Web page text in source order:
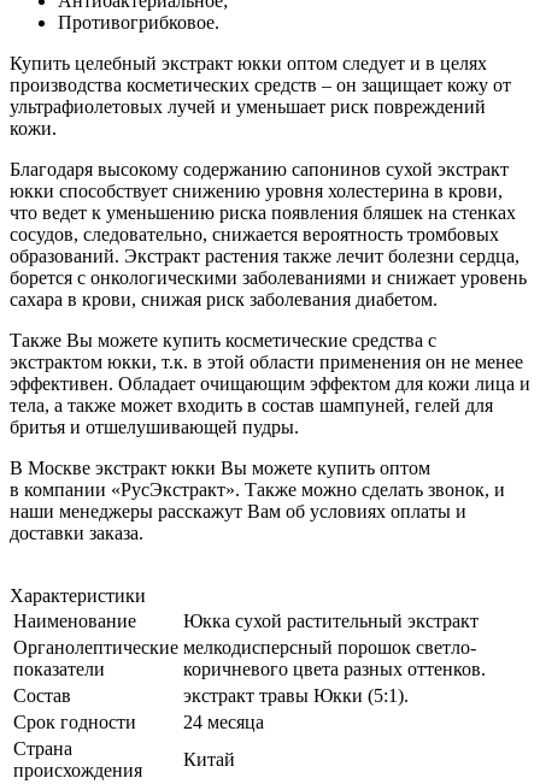
Противогрибковое.
Купить целебный экстракт юкки оптом следует и в целях
производства косметических средств – он защищает кожу от
ультрафиолетовых лучей и уменьшает риск повреждений
кожи.
Благодаря высокому содержанию сапонинов сухой экстракт
юкки способствует снижению уровня холестерина в крови,
что ведет к уменьшению риска появления бляшек на стенках
сосудов, следовательно, снижается вероятность тромбовых
образований. Экстракт растения также лечит болезни сердца,
борется с онкологическими заболеваниями и снижает уровень
сахара в крови, снижая риск заболевания диабетом.
Также Вы можете купить косметические средства с
экстрактом юкки, т.к. в этой области применения он не менее
эффективен. Обладает очищающим эффектом для кожи лица и
тела, а также может входить в состав шампуней, гелей для
бритья и отшелушивающей пудры.
В Москве экстракт юкки Вы можете купить оптом
в компании «РусЭкстракт». Также можно сделать звонок, и
наши менеджеры расскажут Вам об условиях оплаты и
доставки заказа.
Характеристики
Наименование
Юкка сухой растительный экстракт
Органолептические
показатели
мелкодисперсный порошок светло-
коричневого цвета разных оттенков.
Состав
экстракт травы Юкки (5:1).
Срок годности
24 месяца
Страна
происхождения
Китай